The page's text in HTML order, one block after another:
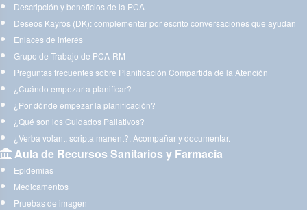
Descripción y beneficios de la PCA
Deseos Kayrós (DK): complementar por escrito conversaciones que ayudan
Enlaces de interés
Grupo de Trabajo de PCA-RM
Preguntas frecuentes sobre Planificación Compartida de la Atención
¿Cuándo empezar a planificar?
¿Por dónde empezar la planificación?
¿Qué son los Cuidados Paliativos?
¿Verba volant, scripta manent?. Acompañar y documentar.
Aula de Recursos Sanitarios y Farmacia
Epidemias
Medicamentos
Pruebas de imagen